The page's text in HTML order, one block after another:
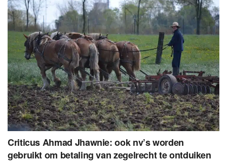
Criticus Ahmad Jhawnie: ook nv’s worden
gebruikt om betaling van zegelrecht te ontduiken